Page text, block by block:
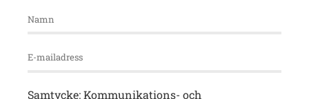
Samtycke: Kommunikations- och